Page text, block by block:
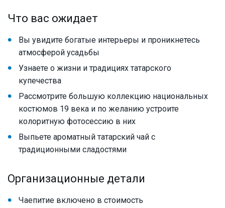
Что вас ожидает
Вы увидите богатые интерьеры и проникнетесь
атмосферой усадьбы
Узнаете о жизни и традициях татарского
купечества
Рассмотрите большую коллекцию национальных
костюмов 19 века и по желанию устроите
колоритную фотосессию в них
Выпьете ароматный татарский чай с
традиционными сладостями
Организационные детали
Чаепитие включено в стоимость